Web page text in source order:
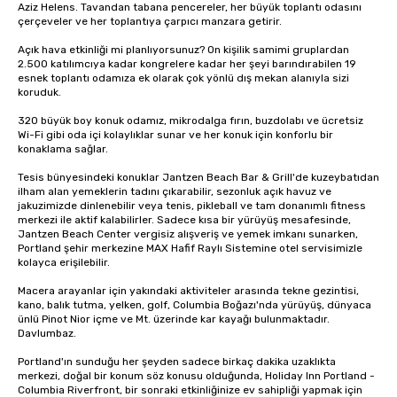
Aziz Helens. Tavandan tabana pencereler, her büyük toplantı odasını
çerçeveler ve her toplantıya çarpıcı manzara getirir.
Açık hava etkinliği mi planlıyorsunuz? On kişilik samimi gruplardan
2.500 katılımcıya kadar kongrelere kadar her şeyi barındırabilen 19
esnek toplantı odamıza ek olarak çok yönlü dış mekan alanıyla sizi
koruduk.
320 büyük boy konuk odamız, mikrodalga fırın, buzdolabı ve ücretsiz
Wi-Fi gibi oda içi kolaylıklar sunar ve her konuk için konforlu bir
konaklama sağlar.
Tesis bünyesindeki konuklar Jantzen Beach Bar & Grill'de kuzeybatıdan
ilham alan yemeklerin tadını çıkarabilir, sezonluk açık havuz ve
jakuzimizde dinlenebilir veya tenis, pikleball ve tam donanımlı fitness
merkezi ile aktif kalabilirler. Sadece kısa bir yürüyüş mesafesinde,
Jantzen Beach Center vergisiz alışveriş ve yemek imkanı sunarken,
Portland şehir merkezine MAX Hafif Raylı Sistemine otel servisimizle
kolayca erişilebilir.
Macera arayanlar için yakındaki aktiviteler arasında tekne gezintisi,
kano, balık tutma, yelken, golf, Columbia Boğazı'nda yürüyüş, dünyaca
ünlü Pinot Nior içme ve Mt. üzerinde kar kayağı bulunmaktadır.
Davlumbaz.
Portland'ın sunduğu her şeyden sadece birkaç dakika uzaklıkta
merkezi, doğal bir konum söz konusu olduğunda, Holiday Inn Portland -
Columbia Riverfront, bir sonraki etkinliğinize ev sahipliği yapmak için